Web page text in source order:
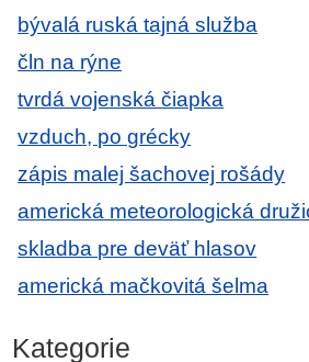
bývalá ruská tajná služba
čln na rýne
tvrdá vojenská čiapka
vzduch, po grécky
zápis malej šachovej rošády
americká meteorologická
skladba pre deväť hlasov
americká mačkovitá šelma
Kategorie